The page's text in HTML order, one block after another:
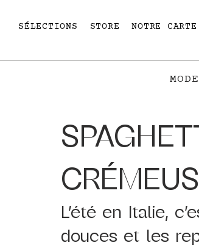
SÉLECTIONS STORE NOTRE CARTE
MODE
L’été en Italie,
douces et les